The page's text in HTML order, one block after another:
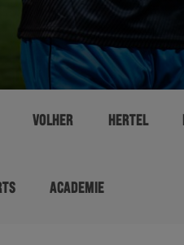
VOLHER HERTEL
ACADEMIE